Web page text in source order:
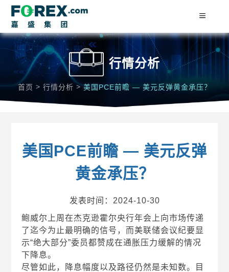
行情分析
首页 > 行情分析 > 美国PCE前瞻 — 美元反弹黄金承压？
美国PCE前瞻 — 美元反弹
黄金承压？
发表时间：2024-10-30
鲍威尔上周在杰克逊霍尔央行年会上向市场传递
了迄今为止最明确的信号，而美联储会议纪要显
示“绝大部分”委员都赞成在通胀压力缓解的情况
下降息。
尽管如此，降息幅度以及路径仍然是未知数。目